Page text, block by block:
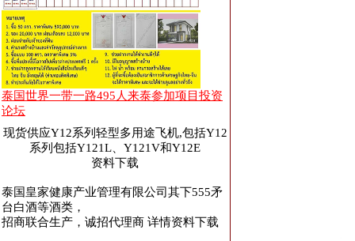
泰国世界一带一路495人来泰参加项目投资
论坛
现货供应Y12系列轻型多用途飞机,包括Y12
系列包括Y121L、Y121V和Y12E
资料下载
泰国皇家健康产业管理有限公司其下555矛
台白酒等酒类，
招商联合生产，诚招代理商 详情资料下载